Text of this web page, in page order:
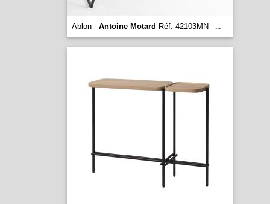
Ablon - Antoine Motard Réf. 42103MN ...